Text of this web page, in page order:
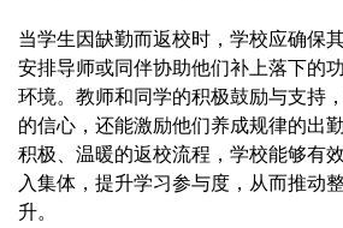
当学生因缺勤而返校时，学校应确保
安排导师或同伴协助他们补上落下的
环境。教师和同学的积极鼓励与支持
的信心，还能激励他们养成规律的出
积极、温暖的返校流程，学校能够有
入集体，提升学习参与度，从而推动
升。